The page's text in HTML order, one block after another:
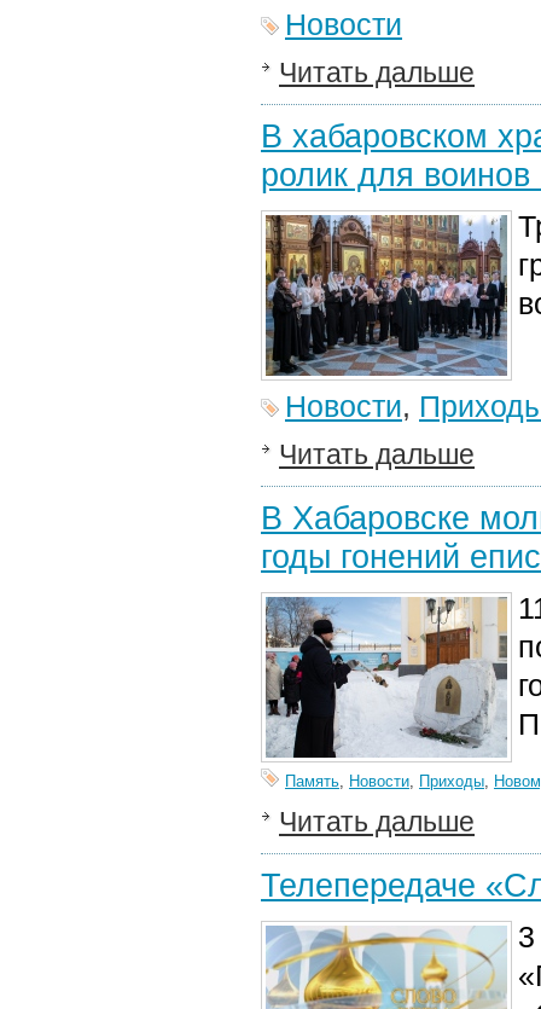
Новости
Читать дальше
В хабаровском
ролик для
Новости,
Читать дальше
В Хабаровске
годы гонений
Память, Новости, Приходы,
Читать дальше
Телепередаче